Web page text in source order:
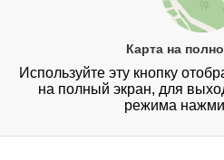
Карта на
Используйте эту кнопку
на полный экран, для
режима